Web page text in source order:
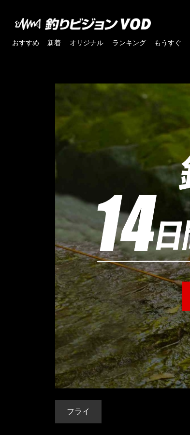
おすすめ 新着 オリジナル ランキング もうすぐ
フライ